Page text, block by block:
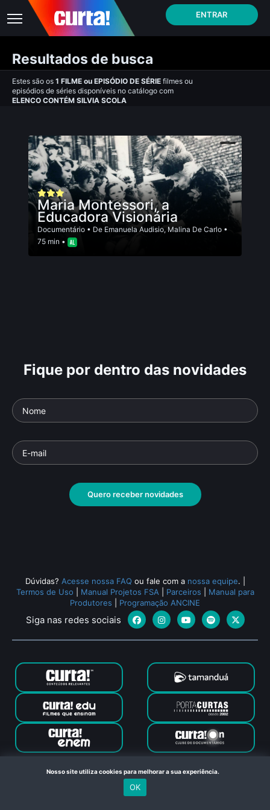
ENTRAR
Resultados de busca
Estes são os 1 FILME ou EPISÓDIO DE SÉRIE filmes ou
episódios de séries disponíveis no catálogo com
ELENCO CONTÉM SILVIA SCOLA
Maria Montessori, a
Educadora Visionária
Documentário • De Emanuela Audisio, Malina De Carlo •
75 min •
Fique por dentro das novidades
Quero receber novidades
Dúvidas? Acesse nossa FAQ ou fale com a nossa equipe.
Termos de Uso
Manual Projetos FSA Parceiros
Manual para
Produtores
Programação ANCINE
Siga nas redes sociais
Canal Curta © 2024. Todos os direitos reservados. Feito com
no Rio de Janeiro
Nosso site utiliza cookies para melhorar a sua experiência.
OK